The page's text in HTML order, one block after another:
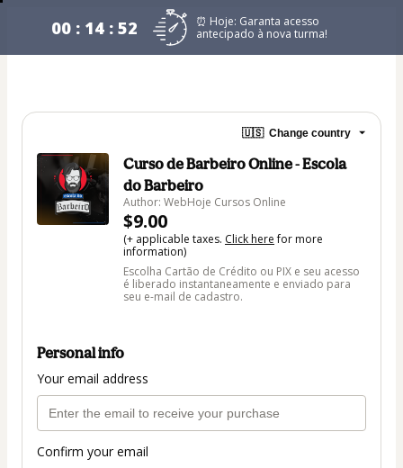
00 : 14 : 52
⏰ Hoje: Garanta acesso
antecipado à nova turma!
🇺🇸 Change country
Curso de Barbeiro Online - Escola
do Barbeiro
Author: WebHoje Cursos Online
$9.00
(+ applicable taxes. Click herefor more
information)
Escolha Cartão de Crédito ou PIX e seu acesso
é liberado instantaneamente e enviado para
seu e-mail de cadastro.
Personal info
Your email address
Confirm your email